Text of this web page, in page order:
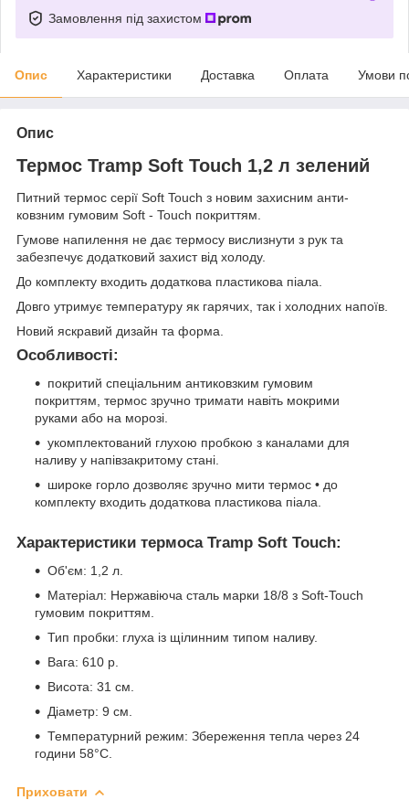
Замовлення під захистом
Опис Характеристики Доставка Оплата Умови
Опис
Термос Tramp Soft Touch 1,2 л зелений
Питний термос серії Soft Touch з новим захисним анти-
ковзним гумовим Soft - Touch покриттям.
Гумове напилення не дає термосу вислизнути з рук та
забезпечує додатковий захист від холоду.
До комплекту входить додаткова пластикова піала.
Довго утримує температуру як гарячих, так і холодних напоїв.
Новий яскравий дизайн та форма.
Особливості:
покритий спеціальним антиковзким гумовим
покриттям, термос зручно тримати навіть мокрими
руками або на морозі.
укомплектований глухою пробкою з каналами для
наливу у напівзакритому стані.
широке горло дозволяє зручно мити термос • до
комплекту входить додаткова пластикова піала.
Характеристики термоса Tramp Soft Touch:
Об'єм: 1,2 л.
Матеріал: Нержавіюча сталь марки 18/8 з Soft-Touch
гумовим покриттям.
Тип пробки: глуха із щілинним типом наливу.
Вага: 610 р.
Висота: 31 см.
Діаметр: 9 см.
Температурний режим: Збереження тепла через 24
години 58°C.
Приховати